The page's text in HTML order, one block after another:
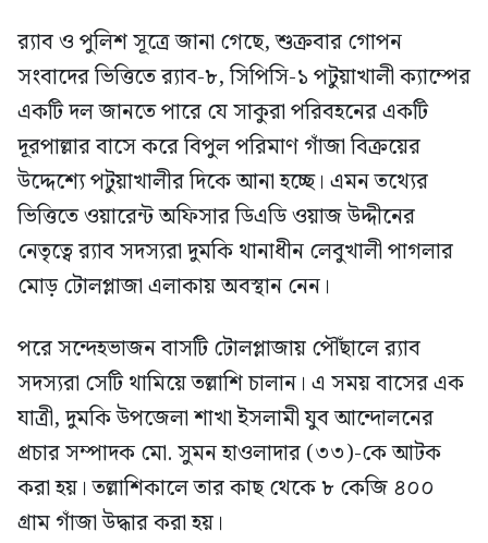
র‍্যাব ও পুলিশ সূত্রে জানা গেছে, শুক্রবার গোপন
সংবাদের ভিত্তিতে র‍্যাব-৮, সিপিসি-১ পটুয়াখালী ক্যাম্পের
একটি দল জানতে পারে যে সাকুরা পরিবহনের একটি
দূরপাল্লার বাসে করে বিপুল পরিমাণ গাঁজা বিক্রয়ের
উদ্দেশ্যে পটুয়াখালীর দিকে আনা হচ্ছে। এমন তথ্যের
ভিত্তিতে ওয়ারেন্ট অফিসার ডিএডি ওয়াজ উদ্দীনের
নেতৃত্বে র‍্যাব সদস্যরা দুমকি থানাধীন লেবুখালী পাগলার
মোড় টোলপ্লাজা এলাকায় অবস্থান নেন।
পরে সন্দেহভাজন বাসটি টোলপ্লাজায় পৌঁছালে র‍্যাব
সদস্যরা সেটি থামিয়ে তল্লাশি চালান। এ সময় বাসের এক
যাত্রী, দুমকি উপজেলা শাখা ইসলামী যুব আন্দোলনের
প্রচার সম্পাদক মো. সুমন হাওলাদার (৩৩)-কে আটক
করা হয়। তল্লাশিকালে তার কাছ থেকে ৮ কেজি ৪০০
গ্রাম গাঁজা উদ্ধার করা হয়।